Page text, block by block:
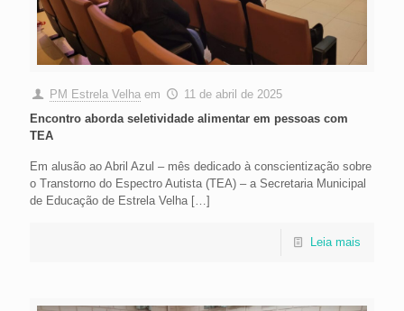
PM Estrela Velha em
11 de abril de 2025
Encontro aborda seletividade alimentar em pessoas com
TEA
Em alusão ao Abril Azul – mês dedicado à conscientização sobre
o Transtorno do Espectro Autista (TEA) – a Secretaria Municipal
de Educação de Estrela Velha […]
Leia mais